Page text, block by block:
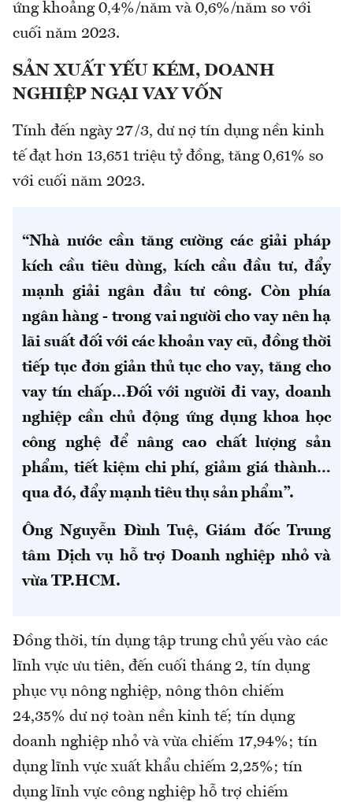
ứng khoảng 0,4%/năm và 0,6%/năm so với
cuối năm 2023.
SẢN XUẤT YẾU KÉM, DOANH
NGHIỆP NGẠI VAY VỐN
Tính đến ngày 27/3, dư nợ tín dụng nền kinh
tế đạt hơn 13,651 triệu tỷ đồng, tăng 0,61% so
với cuối năm 2023.
“Nhà nước cần tăng cường các giải pháp
kích cầu tiêu dùng, kích cầu đầu tư, đẩy
mạnh giải ngân đầu tư công. Còn phía
ngân hàng - trong vai người cho vay nên hạ
lãi suất đối với các khoản vay cũ, đồng thời
tiếp tục đơn giản thủ tục cho vay, tăng cho
vay tín chấp…Đối với người đi vay, doanh
nghiệp cần chủ động ứng dụng khoa học
công nghệ để nâng cao chất lượng sản
phẩm, tiết kiệm chi phí, giảm giá thành…
qua đó, đẩy mạnh tiêu thụ sản phẩm”.
Ông Nguyễn Đình Tuệ, Giám đốc Trung
tâm Dịch vụ hỗ trợ Doanh nghiệp nhỏ và
vừa TP.HCM.
Đồng thời, tín dụng tập trung chủ yếu vào các
lĩnh vực ưu tiên, đến cuối tháng 2, tín dụng
phục vụ nông nghiệp, nông thôn chiếm
24,35% dư nợ toàn nền kinh tế; tín dụng
doanh nghiệp nhỏ và vừa chiếm 17,94%; tín
dụng lĩnh vực xuất khẩu chiếm 2,25%; tín
dụng lĩnh vực công nghiệp hỗ trợ chiếm